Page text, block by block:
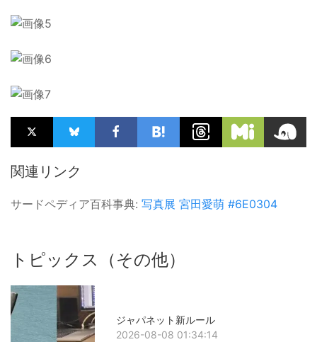
関連リンク
サードペディア百科事典: 写真展 宮田愛萌 #6E0304
トピックス（その他）
ジャパネット新ルール
2026-08-08 01:34:14